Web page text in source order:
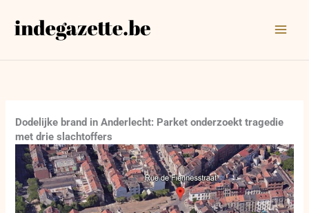
naar
Dodelijke brand in Anderlecht: Parket onderzoekt tragedie
met drie slachtoffers